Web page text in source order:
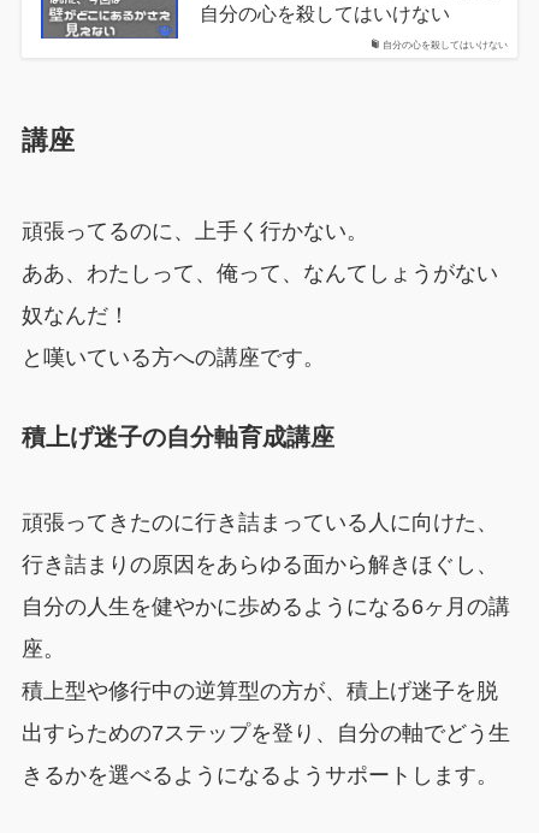
自分の心を殺してはいけない
自分の心を殺してはいけない
講座
頑張ってるのに、上手く行かない。
ああ、わたしって、俺って、なんてしょうがない
奴なんだ！
と嘆いている方への講座です。
積上げ迷子の自分軸育成講座
頑張ってきたのに行き詰まっている人に向けた、
行き詰まりの原因をあらゆる面から解きほぐし、
自分の人生を健やかに歩めるようになる6ヶ月の講
座。
積上型や修行中の逆算型の方が、積上げ迷子を脱
出すらための7ステップを登り、自分の軸でどう生
きるかを選べるようになるようサポートします。